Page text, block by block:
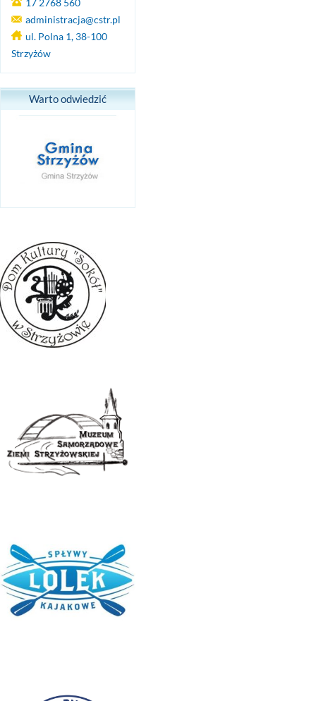
17 2768 560
administracja@cstr.pl
ul. Polna 1, 38-100
Strzyżów
Warto odwiedzić